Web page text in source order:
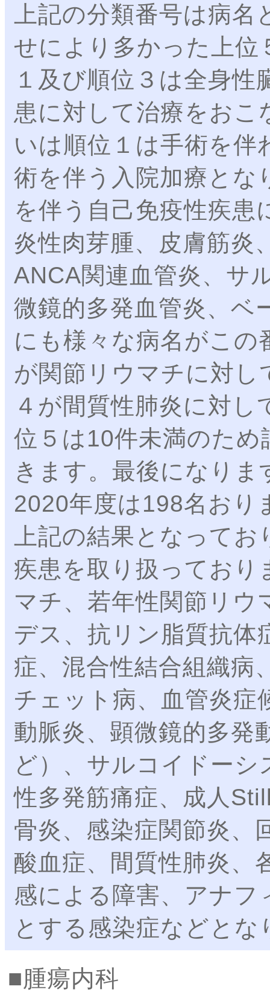
上記の分類番号は病
せにより多かった上位
１及び順位３は全身性
患に対して治療をお
いは順位１は手術を伴
術を伴う入院加療とな
を伴う自己免疫性疾患
炎性肉芽腫、皮膚筋炎
ANCA関連血管炎、サ
微鏡的多発血管炎、ベ
にも様々な病名がこの
が関節リウマチに対
４が間質性肺炎に対
位５は10件未満のた
きます。最後になり
2020年度は198名おり
上記の結果となって
疾患を取り扱っており
マチ、若年性関節リウ
デス、抗リン脂質抗体
症、混合性結合組織病
チェット病、血管炎症
動脈炎、顕微鏡的多発
ど）、サルコイドー
性多発筋痛症、成人
骨炎、感染症関節炎、
酸血症、間質性肺炎、
感による障害、アナフ
とする感染症などとな
腫瘍内科